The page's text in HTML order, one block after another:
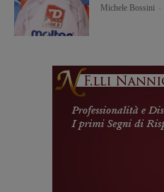
Michele Bossini